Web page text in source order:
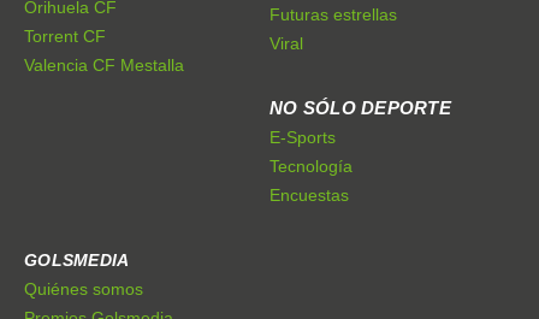
Orihuela CF
Torrent CF
Valencia CF Mestalla
Futuras estrellas
Viral
NO SÓLO DEPORTE
E-Sports
Tecnología
Encuestas
GOLSMEDIA
Quiénes somos